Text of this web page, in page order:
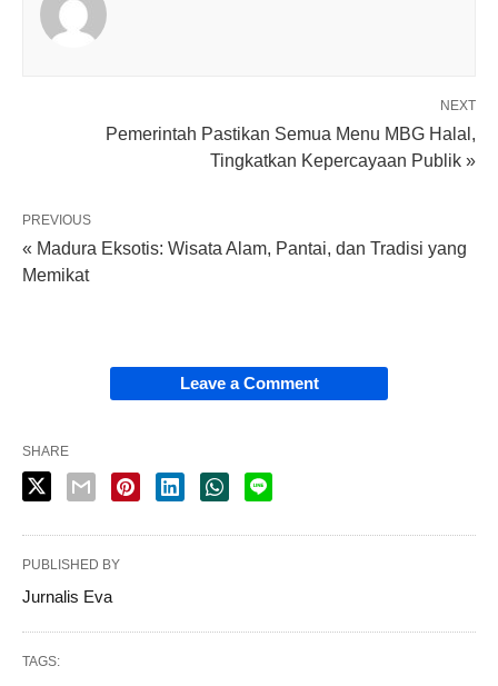
NEXT
Pemerintah Pastikan Semua Menu MBG Halal,
Tingkatkan Kepercayaan Publik »
PREVIOUS
« Madura Eksotis: Wisata Alam, Pantai, dan Tradisi yang
Memikat
Leave a Comment
SHARE
PUBLISHED BY
Jurnalis Eva
TAGS: